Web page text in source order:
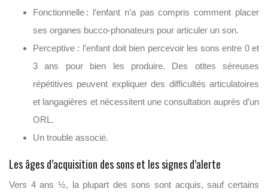
Fonctionnelle : l’enfant n’a pas compris comment placer
ses organes bucco-phonateurs pour articuler un son.
Perceptive : l’enfant doit bien percevoir les sons entre 0 et
3 ans pour bien les produire. Des otites séreuses
répétitives peuvent expliquer des difficultés articulatoires
et langagières et nécessitent une consultation auprès d’un
ORL.
Un trouble associé.
Les âges d’acquisition dessons et les signes d’alerte
Vers 4 ans ½, la plupart des sons sont acquis, sauf certains